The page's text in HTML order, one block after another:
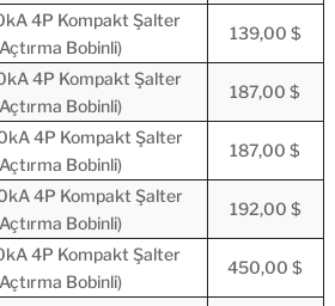
4P Kompakt Şalter
Bobinli)
139,00 $
4P Kompakt Şalter
Bobinli)
187,00 $
4P Kompakt Şalter
Bobinli)
187,00 $
4P Kompakt Şalter
Bobinli)
192,00 $
4P Kompakt Şalter
Bobinli)
450,00 $